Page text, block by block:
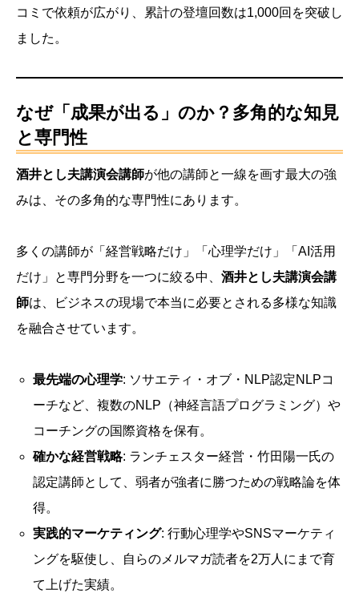
コミで依頼が広がり、累計の登壇回数は1,000回を突破し
ました。
なぜ「成果が出る」のか？多角的な知見
と専門性
酒井とし夫講演会講師が他の講師と一線を画す最大の強
みは、その多角的な専門性にあります。
多くの講師が「経営戦略だけ」「心理学だけ」「AI活用
だけ」と専門分野を一つに絞る中、 酒井とし夫講演会講
師は、ビジネスの現場で本当に必要とされる多様な知識
を融合させています。
最先端の心理学: ソサエティ・オブ・NLP認定NLPコ
ーチなど、複数のNLP（神経言語プログラミング）や
コーチングの国際資格を保有。
確かな経営戦略: ランチェスター経営・竹田陽一氏の
認定講師として、弱者が強者に勝つための戦略論を体
得。
実践的マーケティング: 行動心理学やSNSマーケティ
ングを駆使し、自らのメルマガ読者を2万人にまで育
て上げた実績。